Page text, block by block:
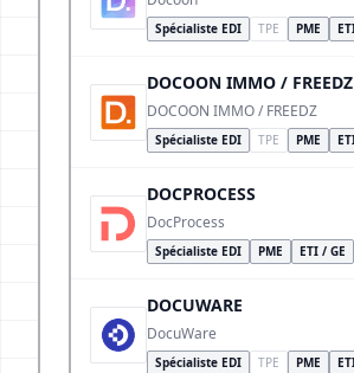
Spécialiste EDI TPE PME
DOCOON IMMO / FREEDZ
DOCOON IMMO / FREEDZ
Spécialiste EDI TPE PME
DOCPROCESS
DocProcess
Spécialiste EDI PME ETI / GE
DOCUWARE
DocuWare
Spécialiste EDI TPE PME